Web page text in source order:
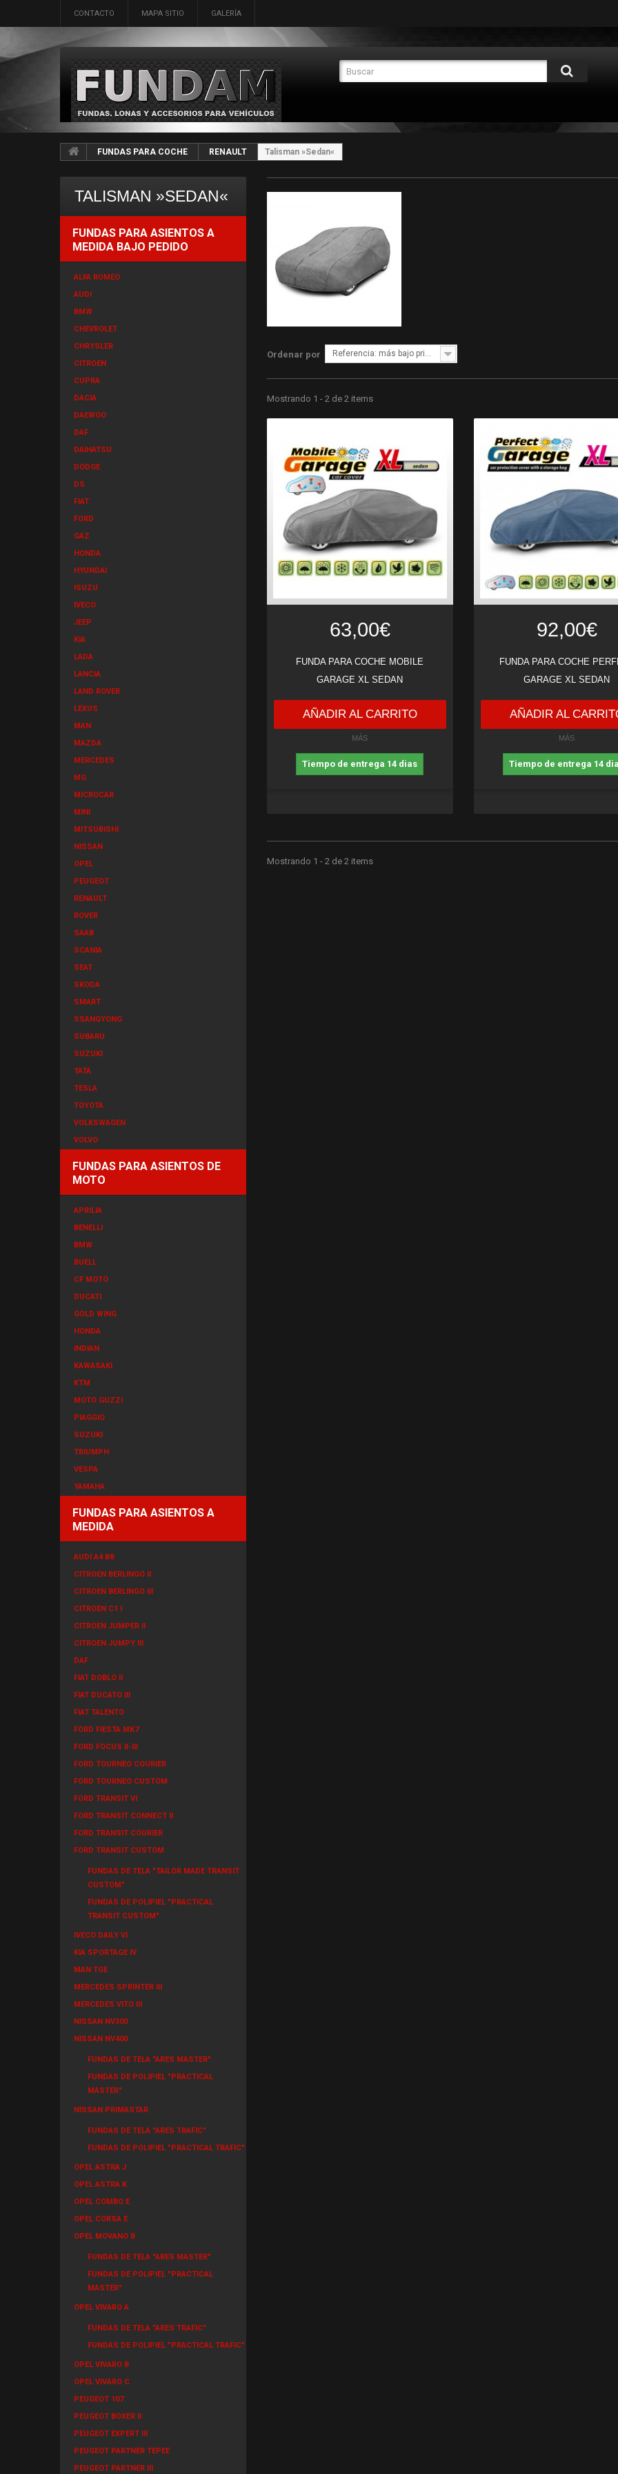
CONTACTO MAPA SITIO GALERÍA
FUNDAS PARA COCHE RENAULT Talisman »Sedan«
TALISMAN »SEDAN«
FUNDAS PARA ASIENTOS A
MEDIDA BAJO PEDIDO
ALFA ROMEO
AUDI
BMW
CHEVROLET
CHRYSLER
CITROEN
CUPRA
DACIA
DAEWOO
DAF
DAIHATSU
DODGE
DS
FIAT
FORD
GAZ
HONDA
HYUNDAI
ISUZU
IVECO
JEEP
KIA
LADA
LANCIA
LAND ROVER
LEXUS
MAN
MAZDA
MERCEDES
MG
MICROCAR
MINI
MITSUBISHI
NISSAN
OPEL
PEUGEOT
RENAULT
ROVER
SAAB
SCANIA
SEAT
SKODA
SMART
SSANGYONG
SUBARU
SUZUKI
TATA
TESLA
TOYOTA
VOLKSWAGEN
VOLVO
FUNDAS PARA ASIENTOS DE
MOTO
APRILIA
BENELLI
BMW
BUELL
CF MOTO
DUCATI
GOLD WING
HONDA
INDIAN
KAWASAKI
KTM
MOTO GUZZI
PIAGGIO
SUZUKI
TRIUMPH
VESPA
YAMAHA
FUNDAS PARA ASIENTOS A
MEDIDA
AUDI A4 B8
CITROEN BERLINGO II
CITROEN BERLINGO III
CITROEN C1 I
CITROEN JUMPER II
CITROEN JUMPY III
DAF
FIAT DOBLO II
FIAT DUCATO III
FIAT TALENTO
FORD FIESTA MK7
FORD FOCUS II-III
FORD TOURNEO COURIER
FORD TOURNEO CUSTOM
FORD TRANSIT VI
FORD TRANSIT CONNECT II
FORD TRANSIT COURIER
FORD TRANSIT CUSTOM
FUNDAS DE TELA "TAILOR MADE TRANSIT
CUSTOM"
FUNDAS DE POLIPIEL "PRACTICAL
TRANSIT CUSTOM"
IVECO DAILY VI
KIA SPORTAGE IV
MAN TGE
MERCEDES SPRINTER III
MERCEDES VITO III
NISSAN NV300
NISSAN NV400
FUNDAS DE TELA "ARES MASTER"
FUNDAS DE POLIPIEL "PRACTICAL
MASTER"
NISSAN PRIMASTAR
FUNDAS DE TELA "ARES TRAFIC"
FUNDAS DE POLIPIEL "PRACTICAL TRAFIC"
OPEL ASTRA J
OPEL ASTRA K
OPEL COMBO E
OPEL CORSA E
OPEL MOVANO B
FUNDAS DE TELA "ARES MASTER"
FUNDAS DE POLIPIEL "PRACTICAL
MASTER"
OPEL VIVARO A
FUNDAS DE TELA "ARES TRAFIC"
FUNDAS DE POLIPIEL "PRACTICAL TRAFIC"
OPEL VIVARO B
OPEL VIVARO C
PEUGEOT 107
PEUGEOT BOXER II
PEUGEOT EXPERT III
PEUGEOT PARTNER TEPEE
PEUGEOT PARTNER III
Ordenar por Referencia: más bajo primero
Mostrando 1 - 2 de 2 items
63,00€
FUNDA PARA COCHE MOBILE
GARAGE XL SEDAN
AÑADIR AL CARRITO
MÁS
Tiempo de entrega 14 dias
92,00€
FUNDA PARA COCHE
GARAGE XL SEDAN
AÑADIR AL
MÁS
Tiempo de entrega 14
Mostrando 1 - 2 de 2 items